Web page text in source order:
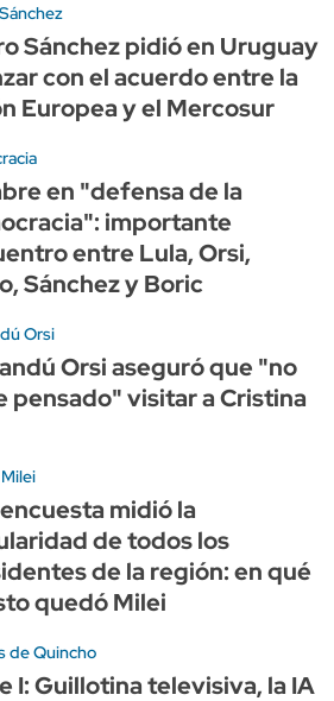
Sánchez pidió en Uruguay
con el acuerdo entre la
Europea y el Mercosur
en "defensa de la
importante
entre Lula, Orsi,
Sánchez y Boric
Orsi
Orsi aseguró que "no
pensado" visitar a Cristina
midió la
de todos los
de la región: en qué
quedó Milei
de Quincho
I: Guillotina televisiva, la IA